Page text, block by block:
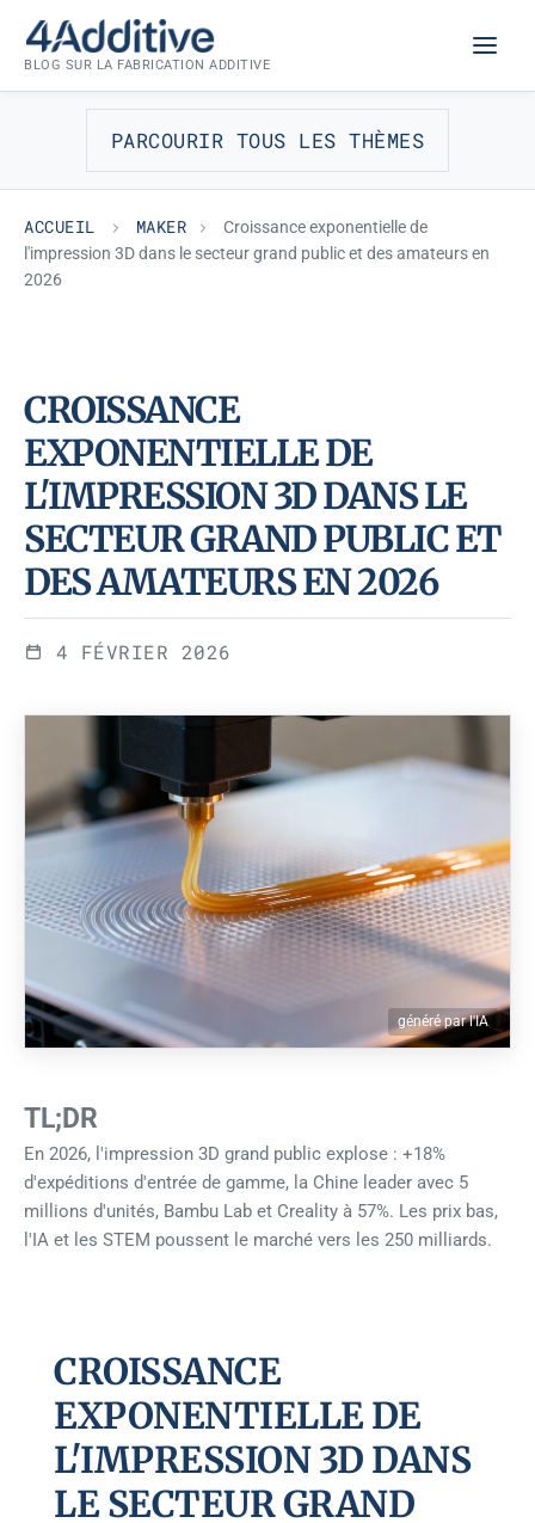
contenu
BLOG SUR LA FABRICATION ADDITIVE
PARCOURIR TOUS LES THÈMES
ACCUEIL MAKER
Croissance exponentielle de
l'impression 3D dans le secteur grand public et des amateurs en
2026
MAKER
CROISSANCE
EXPONENTIELLE DE
L'IMPRESSION 3D DANS LE
SECTEUR GRAND PUBLIC ET
DES AMATEURS EN 2026
4 FÉVRIER 2026
généré par l'IA
TL;DR
En 2026, l'impression 3D grand public explose : +18%
d'expéditions d'entrée de gamme, la Chine leader avec 5
millions d'unités, Bambu Lab et Creality à 57%. Les prix bas,
l'IA et les STEM poussent le marché vers les 250 milliards.
CROISSANCE
EXPONENTIELLE DE
L'IMPRESSION 3D DANS
LE SECTEUR GRAND